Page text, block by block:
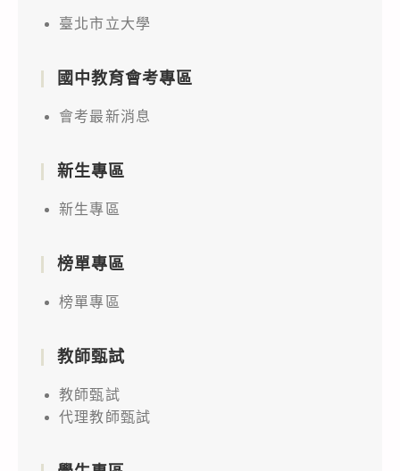
臺北市立大學
國中教育會考專區
會考最新消息
新生專區
新生專區
榜單專區
榜單專區
教師甄試
教師甄試
代理教師甄試